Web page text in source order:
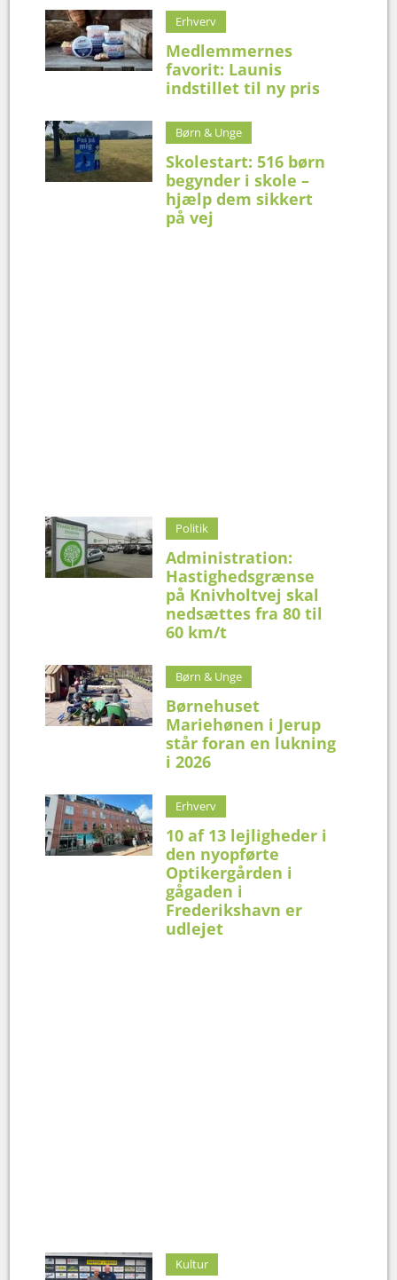
Erhverv
Medlemmernes
favorit: Launis
indstillet til ny pris
Børn & Unge
Skolestart: 516 børn
begynder i skole –
hjælp dem sikkert
på vej
Politik
Administration:
Hastighedsgrænse
på Knivholtvej skal
nedsættes fra 80 til
60 km/t
Børn & Unge
Børnehuset
Mariehønen i Jerup
står foran en lukning
i 2026
Erhverv
10 af 13 lejligheder i
den nyopførte
Optikergården i
gågaden i
Frederikshavn er
udlejet
Kultur